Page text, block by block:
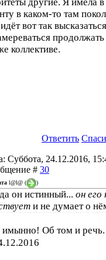
в каком-то там
вот так
продолжать
коллективе.
Ответить
Суббота, 24.12.2016,
# 30
l@l@ ( )
он истинный... он его
и не думает о
имынно! Об том и